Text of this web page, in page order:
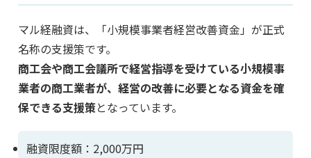
マル経融資は、「小規模事業者経営改善資金」が正式
名称の支援策です。
商工会や商工会議所で経営指導を受けている小規模事
業者の商工業者が、経営の改善に必要となる資金を確
保できる支援策となっています。
融資限度額：2,000万円